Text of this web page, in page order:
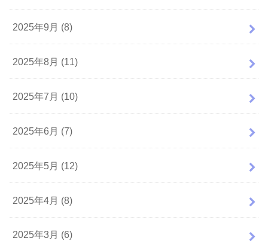
2025年9月 (8)
2025年8月 (11)
2025年7月 (10)
2025年6月 (7)
2025年5月 (12)
2025年4月 (8)
2025年3月 (6)